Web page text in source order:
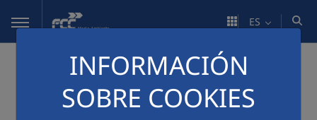
Saltar al contenido principal
INFORMACIÓN
SOBRE COOKIES
ES